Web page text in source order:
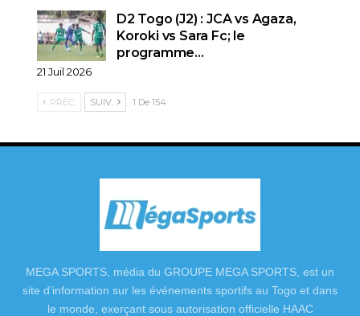
D2 Togo (J2) : JCA vs Agaza,
Koroki vs Sara Fc; le
programme…
21 Juil 2026
PRÉC. SUIV. 1 De 154
MEGA SPORTS, média du GROUPE MEGA SPORTS, est un
site d’information sur les événements sportifs au Togo et dans
le monde, exerçant sous autorisation officielle HAAC